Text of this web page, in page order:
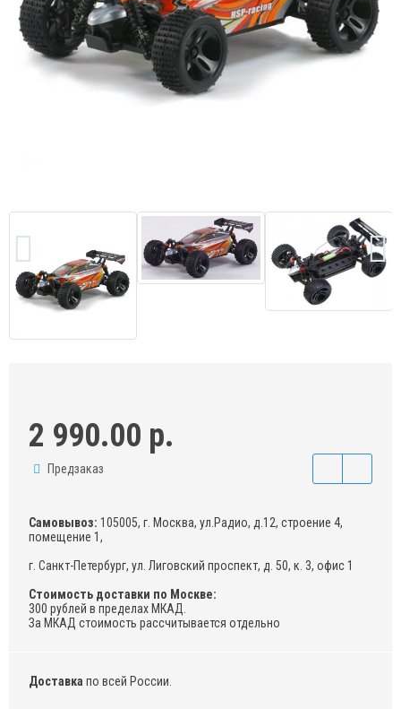
2 990.00 р.
Предзаказ
Самовывоз: 105005, г. Москва, ул.Радио, д.12, строение 4,
помещение 1,
г. Санкт-Петербург, ул. Лиговский проспект, д. 50, к. 3, офис 1
Стоимость доставки по Москве:
300 рублей в пределах МКАД.
За МКАД стоимость рассчитывается отдельно
Доставка по всей России.